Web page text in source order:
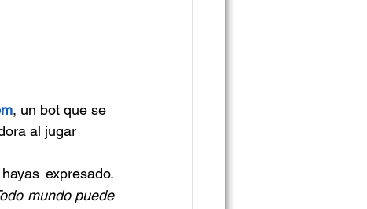
, un bot que se
al jugar
mundo puede